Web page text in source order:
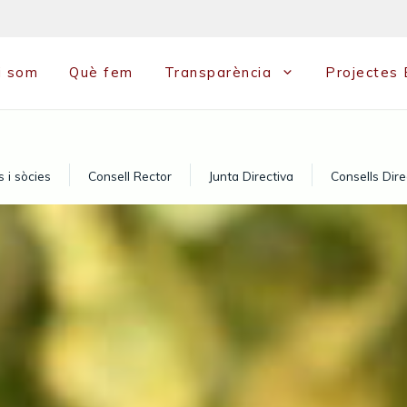
som Què fem Transparència Projectes
i sòcies Consell Rector Junta Directiva Consells